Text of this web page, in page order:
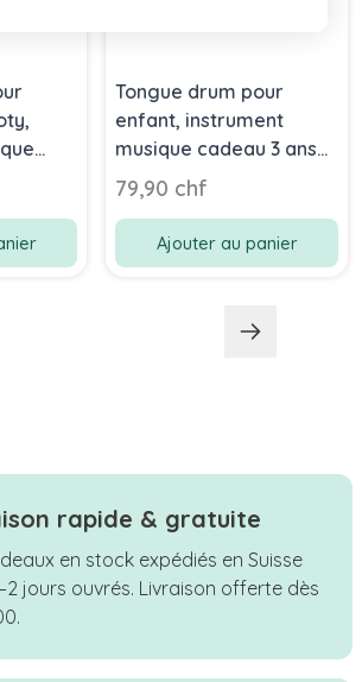
Tongue drum pour
enfant, instrument
musique cadeau 3 ans
Moulin Roty
79,90 chf
Ajouter au panier
rapide & gratuite
en stock expédiés en Suisse
jours ouvrés. Livraison offerte dès